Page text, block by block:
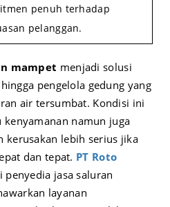
penuh terhadap
pelanggan.
mampet menjadi solusi
pengelola gedung yang
air tersumbat. Kondisi ini
kenyamanan namun juga
kerusakan lebih serius jika
dan tepat. PT Roto
penyedia jasa saluran
layanan